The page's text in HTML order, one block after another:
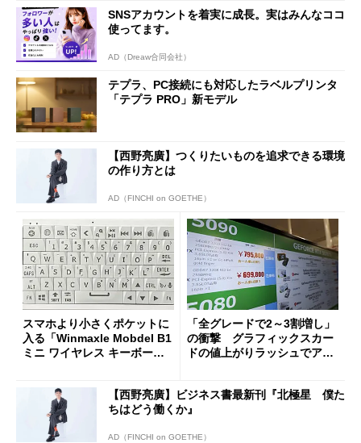
SNSアカウントを着実に成長。実はみんなココ
使ってます。
AD（Dreaw合同会社）
テプラ、PC接続にも対応したラベルプリンタ
「テプラ PRO」新モデル
【西野亮廣】つくりたいものを追求できる環境
の作り方とは
AD（FINCHI on GOETHE）
スマホより小さくポケットに
入る「Winmaxle Mobdel B1
ミニ ワイヤレス キーボー
「全グレードで2～3割増し」
の衝撃 グラフィックスカー
ドの値上がりラッシュでアキ
【西野亮廣】ビジネス書最新刊『北極星 僕た
ちはどう働くか』
AD（FINCHI on GOETHE）